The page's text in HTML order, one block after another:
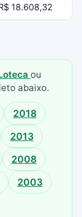
18.608,32
ou
abaixo.
2018
2013
2008
2003